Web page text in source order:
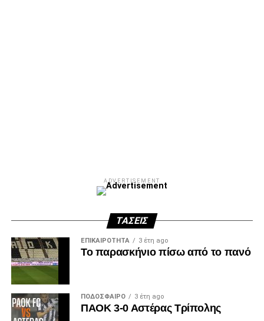
ADVERTISEMENT
ΤΆΣΕΙΣ
ΕΠΙΚΑΙΡΌΤΗΤΑ 3 έτη ago
Το παρασκήνιο πίσω από το πανό
ΠΟΔΌΣΦΑΙΡΟ 3 έτη ago
ΠΑΟΚ 3-0 Αστέρας Τρίπολης